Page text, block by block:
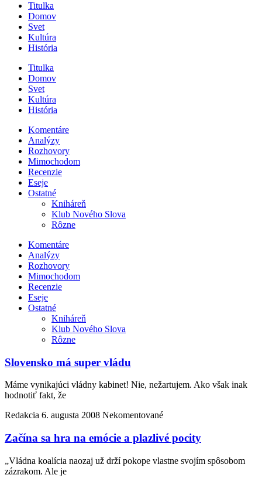
Titulka
Domov
Svet
Kultúra
História
Titulka
Domov
Svet
Kultúra
História
Komentáre
Analýzy
Rozhovory
Mimochodom
Recenzie
Eseje
Ostatné
Kniháreň
Klub Nového Slova
Rôzne
Komentáre
Analýzy
Rozhovory
Mimochodom
Recenzie
Eseje
Ostatné
Kniháreň
Klub Nového Slova
Rôzne
Slovensko má super vládu
Máme vynikajúci vládny kabinet! Nie, nežartujem. Ako však inak
hodnotiť fakt, že
Redakcia 6. augusta 2008 Nekomentované
Začína sa hra na emócie a plazlivé pocity
„Vládna koalícia naozaj už drží pokope vlastne svojím spôsobom
zázrakom. Ale je